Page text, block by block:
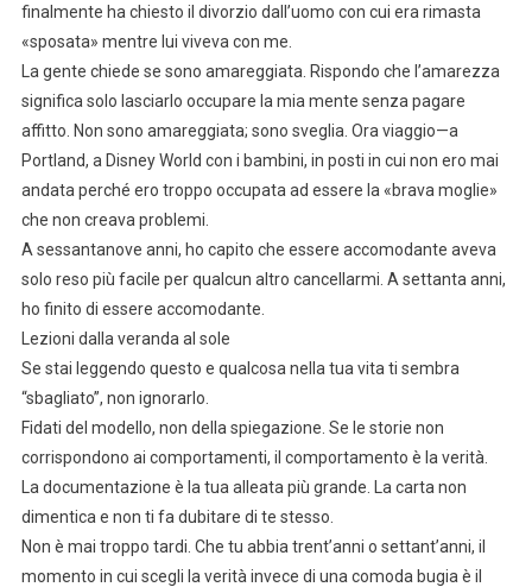
finalmente ha chiesto il divorzio dall’uomo con cui era rimasta
«sposata» mentre lui viveva con me.
La gente chiede se sono amareggiata. Rispondo che l’amarezza
significa solo lasciarlo occupare la mia mente senza pagare
affitto. Non sono amareggiata; sono sveglia. Ora viaggio—a
Portland, a Disney World con i bambini, in posti in cui non ero mai
andata perché ero troppo occupata ad essere la «brava moglie»
che non creava problemi.
A sessantanove anni, ho capito che essere accomodante aveva
solo reso più facile per qualcun altro cancellarmi. A settanta anni,
ho finito di essere accomodante.
Lezioni dalla veranda al sole
Se stai leggendo questo e qualcosa nella tua vita ti sembra
“sbagliato”, non ignorarlo.
Fidati del modello, non della spiegazione. Se le storie non
corrispondono ai comportamenti, il comportamento è la verità.
La documentazione è la tua alleata più grande. La carta non
dimentica e non ti fa dubitare di te stesso.
Non è mai troppo tardi. Che tu abbia trent’anni o settant’anni, il
momento in cui scegli la verità invece di una comoda bugia è il